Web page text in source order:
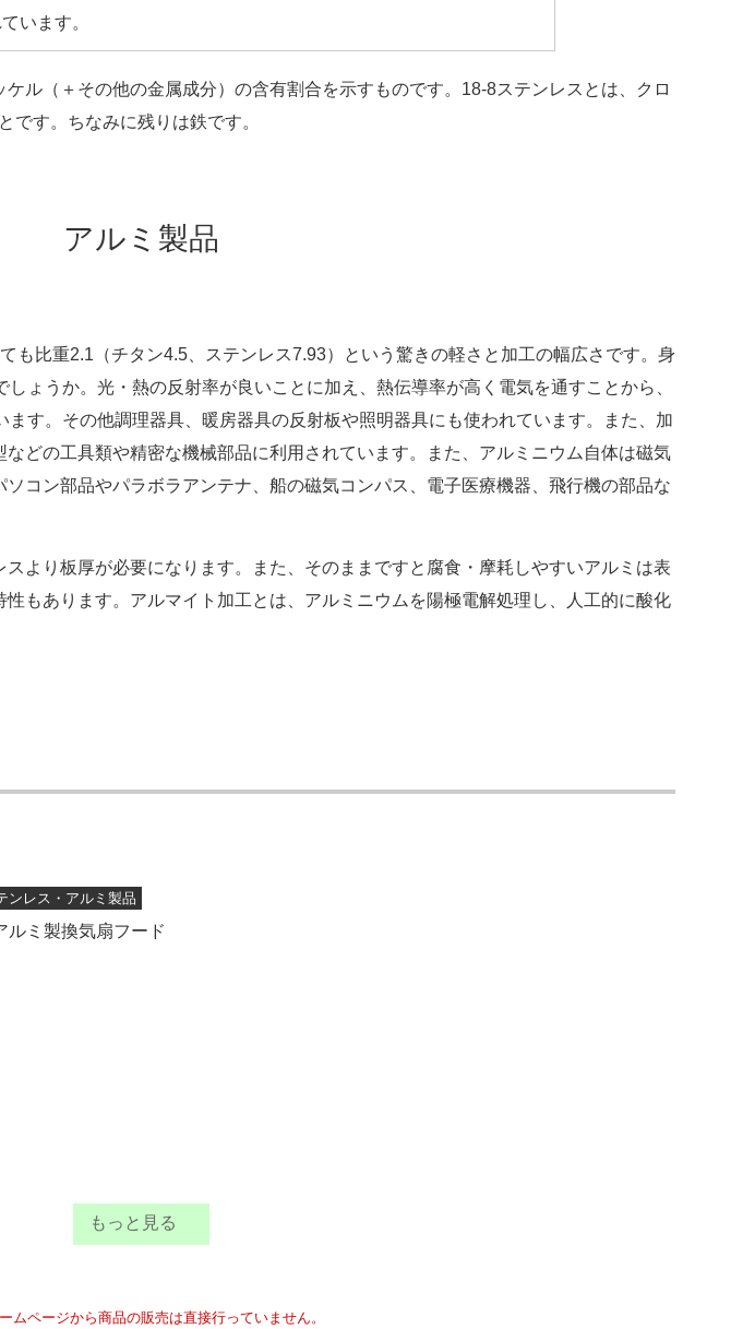
います。
ル（＋その他の金属成分）の含有割合を示すものです。18-8ステンレスとは、クロ
です。ちなみに残りは鉄です。
アルミ製品
も比重2.1（チタン4.5、ステンレス7.93）という驚きの軽さと加工の幅広さです。身
ょうか。光・熱の反射率が良いことに加え、熱伝導率が高く電気を通すことから、
す。その他調理器具、暖房器具の反射板や照明器具にも使われています。また、加
どの工具類や精密な機械部品に利用されています。また、アルミニウム自体は磁気
コン部品やパラボラアンテナ、船の磁気コンパス、電子医療機器、飛行機の部品な
より板厚が必要になります。また、そのままですと腐食・摩耗しやすいアルミは表
もあります。アルマイト加工とは、アルミニウムを陽極電解処理し、人工的に酸化
ンレス・アルミ製品
ルミ製換気扇フード
もっと見る
ムページから商品の販売は直接行っていません。